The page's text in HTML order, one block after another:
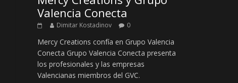
Valencia Conecta
Dimitar Kostadinov 0
Mercy Creations confía en Grupo Valencia
Conecta Grupo Valencia Conecta presenta
los profesionales y las empresas
Valencianas miembros del GVC.